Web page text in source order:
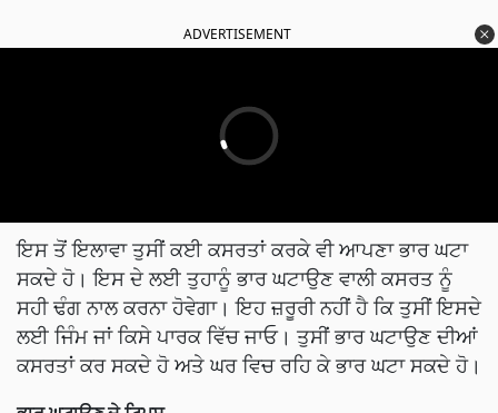
ਇਸ ਤੋਂ ਇਲਾਵਾ ਤੁਸੀਂ ਕਈ ਕਸਰਤਾਂ ਕਰਕੇ ਵੀ ਆਪਣਾ ਭਾਰ ਘਟਾ
ਸਕਦੇ ਹੋ। ਇਸ ਦੇ ਲਈ ਤੁਹਾਨੂੰ ਭਾਰ ਘਟਾਉਣ ਵਾਲੀ ਕਸਰਤ ਨੂੰ
ਸਹੀ ਢੰਗ ਨਾਲ ਕਰਨਾ ਹੋਵੇਗਾ। ਇਹ ਜ਼ਰੂਰੀ ਨਹੀਂ ਹੈ ਕਿ ਤੁਸੀਂ ਇਸਦੇ
ਲਈ ਜਿੰਮ ਜਾਂ ਕਿਸੇ ਪਾਰਕ ਵਿੱਚ ਜਾਓ। ਤੁਸੀਂ ਭਾਰ ਘਟਾਉਣ ਦੀਆਂ
ਕਸਰਤਾਂ ਕਰ ਸਕਦੇ ਹੋ ਅਤੇ ਘਰ ਵਿਚ ਰਹਿ ਕੇ ਭਾਰ ਘਟਾ ਸਕਦੇ ਹੋ।